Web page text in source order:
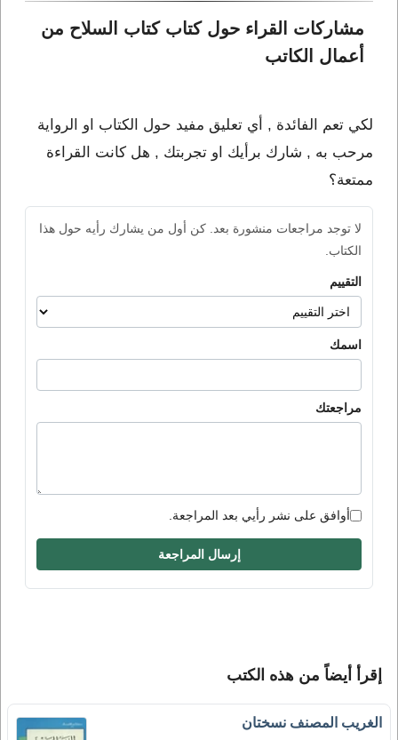
مشاركات القراء حول كتاب كتاب السلاح من
أعمال الكاتب
لكي تعم الفائدة , أي تعليق مفيد حول الكتاب او الرواية
مرحب به , شارك برأيك او تجربتك , هل كانت القراءة
ممتعة؟
لا توجد مراجعات منشورة بعد. كن أول من يشارك رأيه حول هذا
الكتاب.
التقييم
اسمك
مراجعتك
أوافق على نشر رأيي بعد المراجعة.
إرسال المراجعة
إقرأ أيضاً من هذه الكتب
الغريب المصنف نسختان